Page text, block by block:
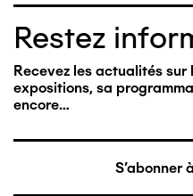
Restez
Recevez les actualités sur
expositions, sa
encore…
S'abonner